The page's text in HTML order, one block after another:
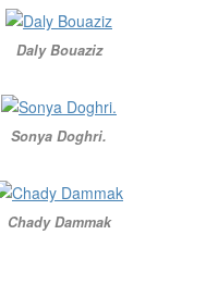
Daly Bouaziz
Sonya Doghri.
Chady Dammak